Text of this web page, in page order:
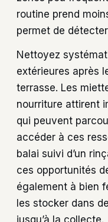
routine prend
permet de
Nettoyez
extérieures après
terrasse. Les
nourriture attirent
qui peuvent
accéder à ces
balai suivi d’un
ces opportunités
également à bien
les stocker dans
jusqu’à la collecte.